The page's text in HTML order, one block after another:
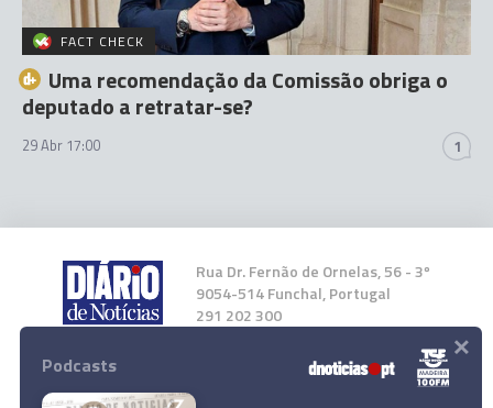
FACT CHECK
Uma recomendação da Comissão obriga o
deputado a retratar-se?
29 Abr 17:00 1
Rua Dr. Fernão de Ornelas, 56 - 3º
9054-514 Funchal, Portugal
291 202 300
Instale a nossa App
Podcasts ×